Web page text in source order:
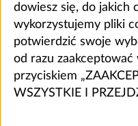
dowiesz się, do jakich
wykorzystujemy pliki
potwierdzić swoje
od razu zaakceptować
przyciskiem
WSZYSTKIE I